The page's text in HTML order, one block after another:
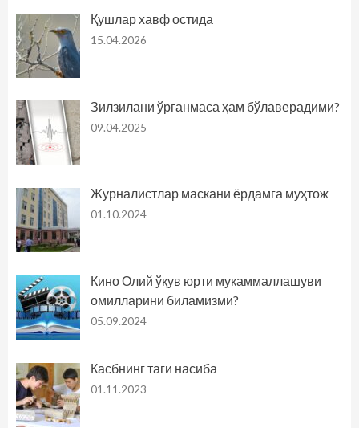
Қушлар хавф остида
15.04.2026
Зилзилани ўрганмаса ҳам бўлаверадими?
09.04.2025
Журналистлар маскани ёрдамга муҳтож
01.10.2024
Кино Олий ўқув юрти мукаммаллашуви
омилларини биламизми?
05.09.2024
Касбнинг таги насиба
01.11.2023